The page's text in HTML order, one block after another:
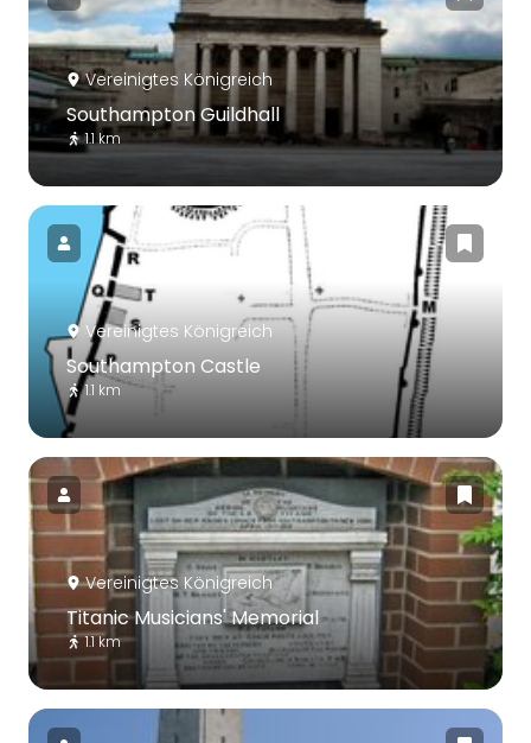
Vereinigtes Königreich
Southampton Guildhall
1.1 km
Vereinigtes Königreich
Southampton Castle
1.1 km
Vereinigtes Königreich
Titanic Musicians' Memorial
1.1 km